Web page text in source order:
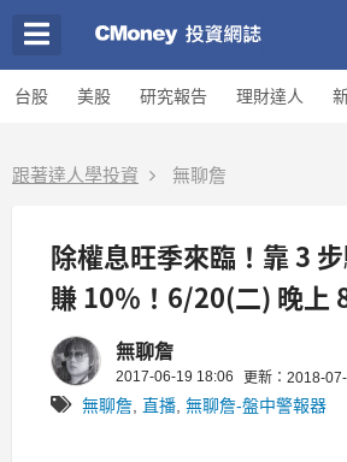
台股 美股 研究報告 理財達人
跟著達人學投資 無聊詹
除權息旺季來臨！靠 3
賺 10％！6/20(二) 晚上
線上直播！
無聊詹
2017-06-19 18:06 更新：2018-
無聊詹 直播 無聊詹-盤中警報器